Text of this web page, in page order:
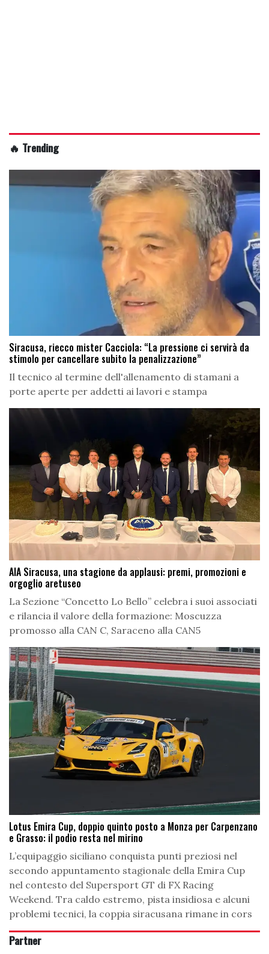
🔥 Trending
Siracusa, riecco mister Cacciola: “La pressione ci servirà da
stimolo per cancellare subito la penalizzazione”
Il tecnico al termine dell'allenamento di stamani a
porte aperte per addetti ai lavori e stampa
AIA Siracusa, una stagione da applausi: premi, promozioni e
orgoglio aretuseo
La Sezione “Concetto Lo Bello” celebra i suoi associati
e rilancia il valore della formazione: Moscuzza
promosso alla CAN C, Saraceno alla CAN5
Lotus Emira Cup, doppio quinto posto a Monza per Carpenzano
e Grasso: il podio resta nel mirino
L’equipaggio siciliano conquista punti preziosi nel
secondo appuntamento stagionale della Emira Cup
nel contesto del Supersport GT di FX Racing
Weekend. Tra caldo estremo, pista insidiosa e alcuni
problemi tecnici, la coppia siracusana rimane in cors
Partner